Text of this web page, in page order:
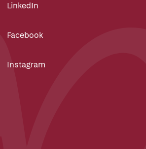
LinkedIn
Facebook
Instagram